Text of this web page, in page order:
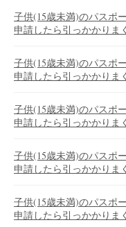
子供(15歳未満)のパスポ
申請したら引っかかりま
子供(15歳未満)のパスポ
申請したら引っかかりま
子供(15歳未満)のパスポ
申請したら引っかかりま
子供(15歳未満)のパスポ
申請したら引っかかりま
子供(15歳未満)のパスポ
申請したら引っかかりま